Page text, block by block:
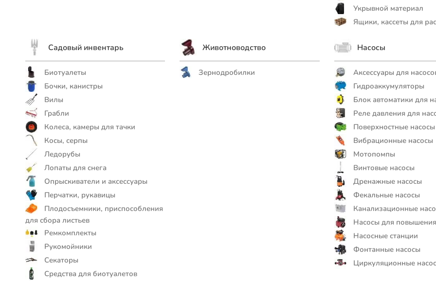
Укрывной материал
Ящики, кассеты для
Садовый инвентарь
Биотуалеты
Бочки, канистры
Вилы
Грабли
Колеса, камеры для тачки
Косы, серпы
Ледорубы
Лопаты для снега
Опрыскиватели и аксессуары
Перчатки, рукавицы
Плодосъемники, приспособления
для сбора листьев
Ремкомплекты
Рукомойники
Секаторы
Средства для биотуалетов
Животноводство
Зернодробилки
Насосы
Аксессуары для
Гидроаккумуляторы
Блок автоматики для
Реле давления для
Поверхностные насосы
Вибрационные насосы
Мотопомпы
Винтовые насосы
Дренажные насосы
Фекальные насосы
Канализационные
Насосы для
Насосные станции
Фонтанные насосы
Циркуляционные